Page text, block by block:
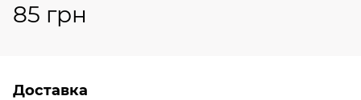
85 грн
Доставка